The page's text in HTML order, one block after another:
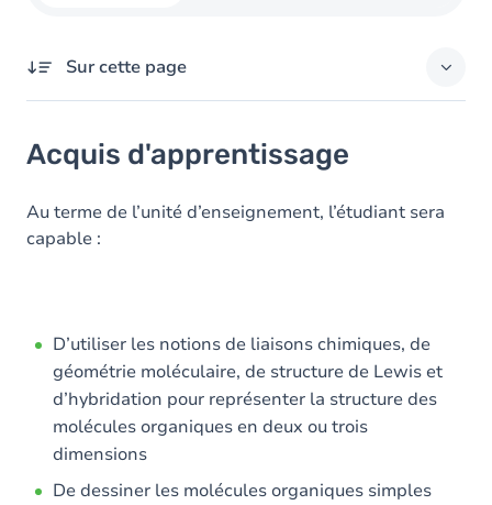
Sur cette page
Objectifs
Contenu
Acquis d'apprentissage
Au terme de l’unité d’enseignement, l’étudiant sera
capable :
D’utiliser les notions de liaisons chimiques, de
géométrie moléculaire, de structure de Lewis et
d’hybridation pour représenter la structure des
molécules organiques en deux ou trois
dimensions
De dessiner les molécules organiques simples